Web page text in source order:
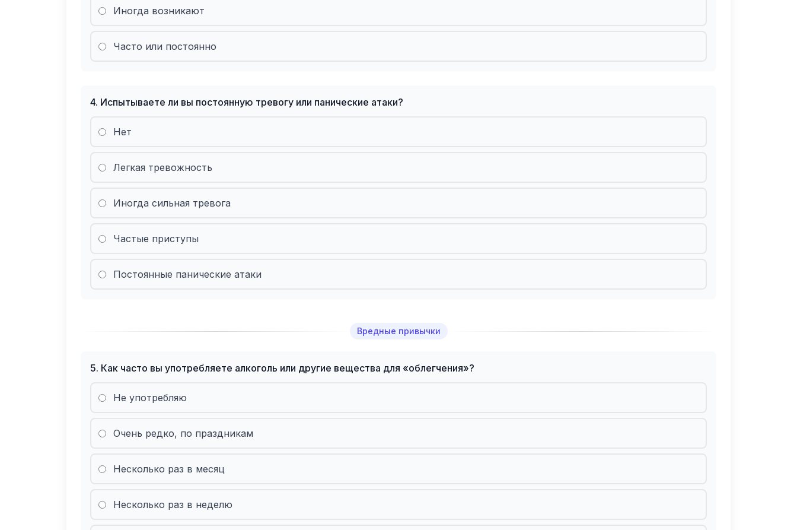
Иногда возникают
Часто или постоянно
4. Испытываете ли вы постоянную тревогу или панические атаки?
Нет
Легкая тревожность
Иногда сильная тревога
Частые приступы
Постоянные панические атаки
Вредные привычки
5. Как часто вы употребляете алкоголь или другие вещества для «облегчения»?
Не употребляю
Очень редко, по праздникам
Несколько раз в месяц
Несколько раз в неделю